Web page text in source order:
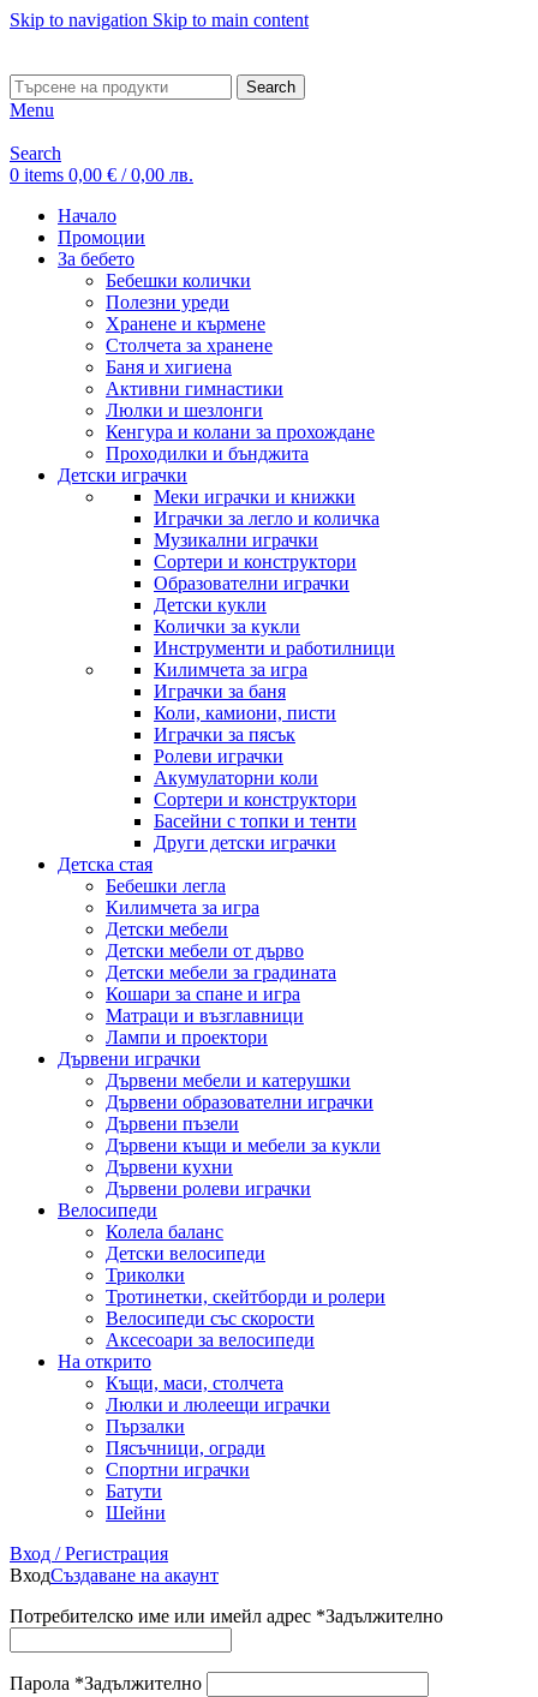
Skip to navigation Skip to main content
Search
Menu
Search
0 items 0,00 € / 0,00 лв.
Начало
Промоции
За бебето
Бебешки колички
Полезни уреди
Хранене и кърмене
Столчета за хранене
Баня и хигиена
Активни гимнастики
Люлки и шезлонги
Кенгура и колани за прохождане
Проходилки и бънджита
Детски играчки
Меки играчки и книжки
Играчки за легло и количка
Музикални играчки
Сортери и конструктори
Образователни играчки
Детски кукли
Колички за кукли
Инструменти и работилници
Килимчета за игра
Играчки за баня
Коли, камиони, писти
Играчки за пясък
Ролеви играчки
Акумулаторни коли
Сортери и конструктори
Басейни с топки и тенти
Други детски играчки
Детска стая
Бебешки легла
Килимчета за игра
Детски мебели
Детски мебели от дърво
Детски мебели за градината
Кошари за спане и игра
Матраци и възглавници
Лампи и проектори
Дървени играчки
Дървени мебели и катерушки
Дървени образователни играчки
Дървени пъзели
Дървени къщи и мебели за кукли
Дървени кухни
Дървени ролеви играчки
Велосипеди
Колела баланс
Детски велосипеди
Триколки
Тротинетки, скейтборди и ролери
Велосипеди със скорости
Аксесоари за велосипеди
На открито
Къщи, маси, столчета
Люлки и люлеещи играчки
Пързалки
Пясъчници, огради
Спортни играчки
Батути
Шейни
Вход / Регистрация
ВходСъздаване на акаунт
Потребителско име или имейл адрес *Задължително
Парола *Задължително